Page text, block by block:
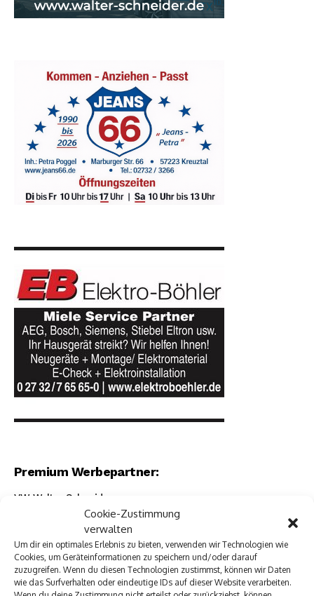
Cookie-Zustimmung
verwalten
Um dir ein optimales Erlebnis zu bieten, verwenden wir Technologien wie
Cookies, um Geräteinformationen zu speichern und/oder darauf
zuzugreifen. Wenn du diesen Technologien zustimmst, können wir Daten
wie das Surfverhalten oder eindeutige IDs auf dieser Website verarbeiten.
Premium Werbepartner:
VW Walter Schneider
Münch Werbetechnik
Elektro Böhler Kreuztal
Rechtsanwalt Baranowski
Baustoff Hoffmann
Steinmetz Ade
Autovermietung im Siegerland